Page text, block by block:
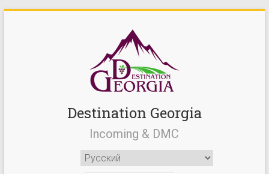
Destination Georgia
Incoming & DMC